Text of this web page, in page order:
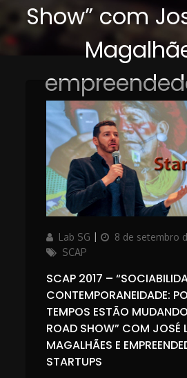
Show” com
AuthorLab SG
Posted8 de setembro
SCAP
SCAP 2017 –
CONTEMPORANEIDADE:
TEMPOS ESTÃO
ROAD SHOW” COM JOSÉ
MAGALHÃES E
STARTUPS